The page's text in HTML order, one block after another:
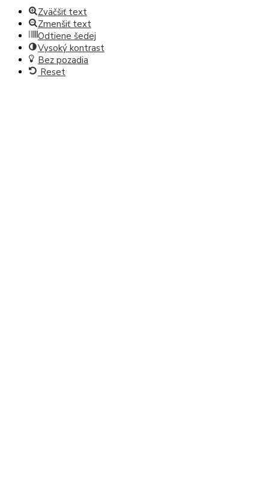
Zväčšiť text
Zmenšiť text
Odtiene šedej
Vysoký kontrast
Bez pozadia
Reset